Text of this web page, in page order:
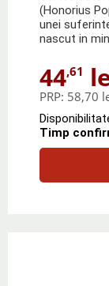
(Honorius
unei
nascut in
44,61
PRP: 58,70
Timp